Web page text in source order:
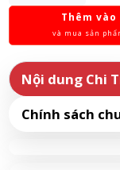
Thêm vào
và mua sản
Nội dung Chi
Chính sách